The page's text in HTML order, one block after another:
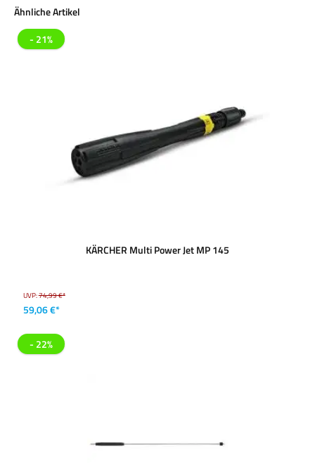
Produktgalerie überspringen
Ähnliche Artikel
- 21%
KÄRCHER Multi Power Jet MP 145
UVP:74,99 €*
59,06 €*
- 22%